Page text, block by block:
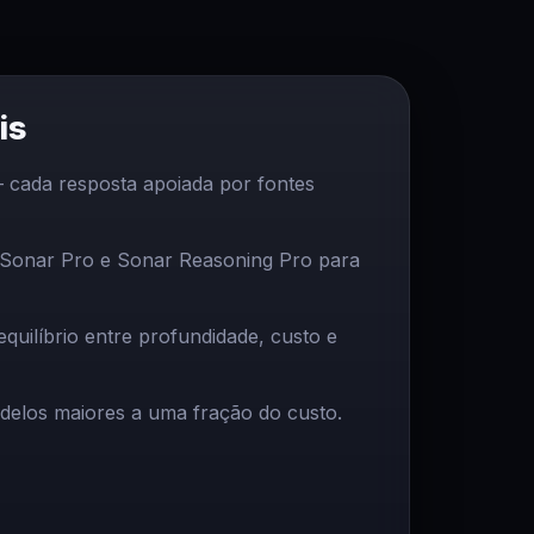
resposta apoiada por fontes
Pro e Sonar Reasoning Pro para
entre profundidade, custo e
maiores a uma fração do custo.